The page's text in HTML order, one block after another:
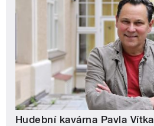
Hudební kavárna Pavla Vítka